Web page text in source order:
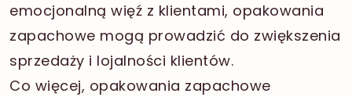
emocjonalną więź z klientami, opakowania
zapachowe mogą prowadzić do zwiększenia
sprzedaży i lojalności klientów.
Co więcej, opakowania zapachowe